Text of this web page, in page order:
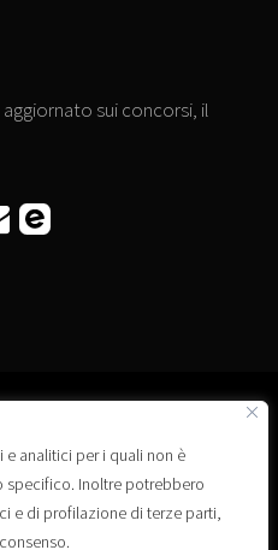
analitici per i quali non è
specifico. Inoltre potrebbero
e di profilazione di terze parti,
sui concorsi, il
a Ponte” APS
Ponte San Nicolò (PD)
policy